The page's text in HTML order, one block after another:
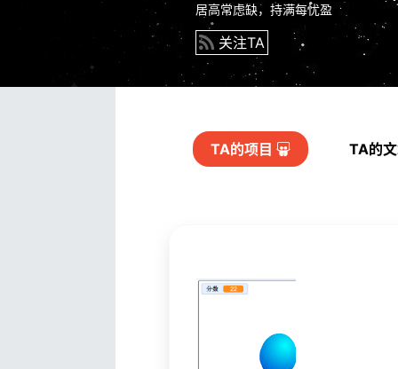
居高常虑缺，持满每忧盈
关注TA
TA的项目 TA的